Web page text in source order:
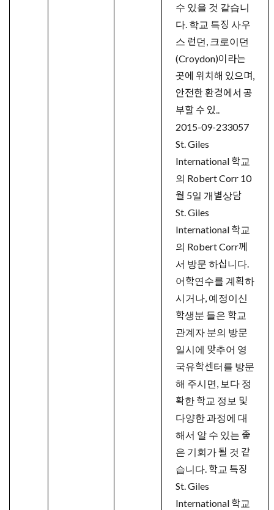
수 있을 것 같습니
다. 학교 특징 사우
스 런던, 크로이던
(Croydon)이라는
곳에 위치해 있으며,
안전한 환경에서 공
부할 수 있..
2015-09-233057
St. Giles
International 학교
의 Robert Corr 10
월 5일 개별상담
St. Giles
International 학교
의 Robert Corr께
서 방문 하십니다.
어학연수를 계획하
시거나, 예정이신
학생분 들은 학교
관계자 분의 방문
일시에 맞추어 영
국유학센터를 방문
해 주시면, 보다 정
확한 학교 정보 및
다양한 과정에 대
해서 알 수 있는 좋
은 기회가 될 것 같
습니다. 학교 특징
St. Giles
International 학교